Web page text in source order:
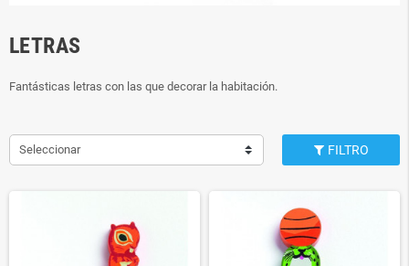
LETRAS
Fantásticas letras con las que decorar la habitación.
Seleccionar FILTRO